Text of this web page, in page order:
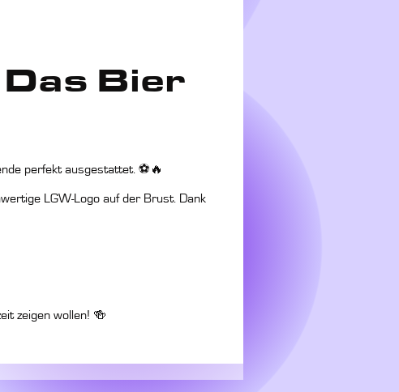
Das Bier
perfekt ausgestattet. ⚽🔥
LGW-Logo auf der Brust. Dank
zeigen wollen! 🍻